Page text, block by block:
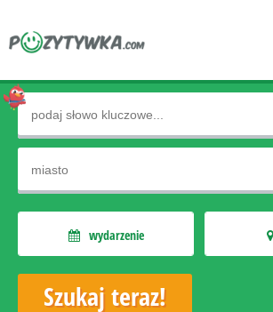
wydarzenie